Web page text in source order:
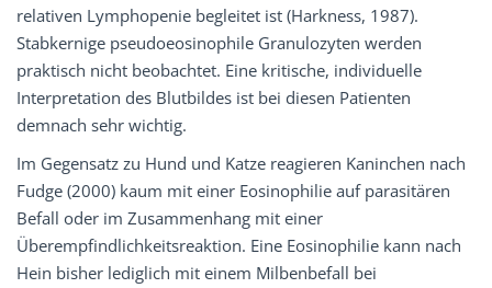
relativen Lymphopenie begleitet ist (Harkness, 1987).
Stabkernige pseudoeosinophile Granulozyten werden
praktisch nicht beobachtet. Eine kritische, individuelle
Interpretation des Blutbildes ist bei diesen Patienten
demnach sehr wichtig.
Im Gegensatz zu Hund und Katze reagieren Kaninchen nach
Fudge (2000) kaum mit einer Eosinophilie auf parasitären
Befall oder im Zusammenhang mit einer
Überempfindlichkeitsreaktion. Eine Eosinophilie kann nach
Hein bisher lediglich mit einem Milbenbefall bei